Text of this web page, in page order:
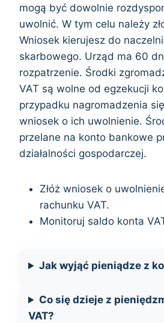
mogą być dowolnie
uwolnić. W tym celu należy
Wniosek kierujesz do
skarbowego. Urząd ma 60
rozpatrzenie. Środki
VAT są wolne od egzekucji
przypadku nagromadzenia
wniosek o ich uwolnienie.
przelane na konto bankowe
działalności gospodarczej.
Złóż wniosek o
rachunku VAT.
Monitoruj saldo konta
Jak wyjąć pieniądze z
Co się dzieje z
VAT?